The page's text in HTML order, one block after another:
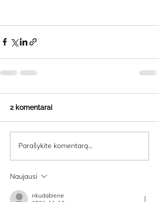
2 komentarai
Parašykite komentarą...
Naujausi
nkudabiene